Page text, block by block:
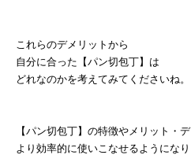
これらのデメリットから
自分に合った【パン切包丁】は
どれなのかを考えてみてくださいね。
【パン切包丁】の特徴やメリット・
より効率的に使いこなせるようにな